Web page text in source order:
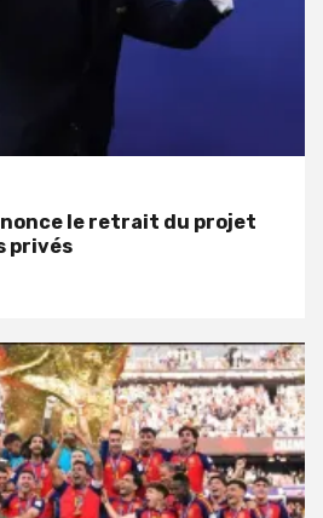
le retrait du projet
privés